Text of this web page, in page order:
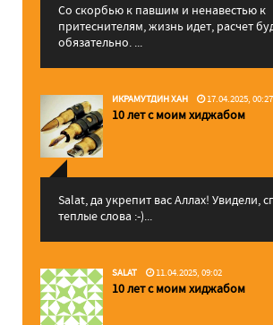
Со скорбью к павшим и ненавестью к
притеснителям, жизнь идет, расчет
обязательно. ...
ИКРАМУТДИН ХАН 17.04.2025, 00:27
10 лет с моим хиджабом
Salat, да укрепит вас Аллаx! Увидели,
теплые слова :-)...
SALAT 11.04.2025, 09:02
10 лет с моим хиджабом